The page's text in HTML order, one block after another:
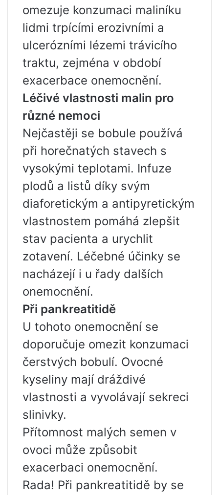
omezuje konzumaci maliníku
lidmi trpícími erozivními a
ulcerózními lézemi trávicího
traktu, zejména v období
exacerbace onemocnění.
Léčivé vlastnosti malin pro
různé nemoci
Nejčastěji se bobule používá
při horečnatých stavech s
vysokými teplotami. Infuze
plodů a listů díky svým
diaforetickým a antipyretickým
vlastnostem pomáhá zlepšit
stav pacienta a urychlit
zotavení. Léčebné účinky se
nacházejí i u řady dalších
onemocnění.
Při pankreatitidě
U tohoto onemocnění se
doporučuje omezit konzumaci
čerstvých bobulí. Ovocné
kyseliny mají dráždivé
vlastnosti a vyvolávají sekreci
slinivky.
Přítomnost malých semen v
ovoci může způsobit
exacerbaci onemocnění.
Rada! Při pankreatitidě by se